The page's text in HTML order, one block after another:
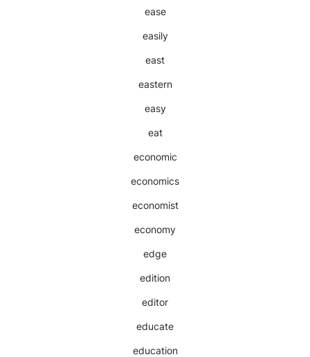
ease
easily
east
eastern
easy
eat
economic
economics
economist
economy
edge
edition
editor
educate
education